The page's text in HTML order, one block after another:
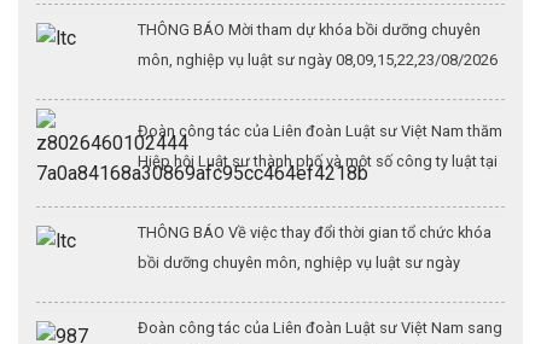
THÔNG BÁO Mời tham dự khóa bồi dưỡng chuyên
môn, nghiệp vụ luật sư ngày 08,09,15,22,23/08/2026
Đoàn công tác của Liên đoàn Luật sư Việt Nam thăm
Hiệp hội Luật sư thành phố và một số công ty luật tại
THÔNG BÁO Về việc thay đổi thời gian tổ chức khóa
bồi dưỡng chuyên môn, nghiệp vụ luật sư ngày
Đoàn công tác của Liên đoàn Luật sư Việt Nam sang